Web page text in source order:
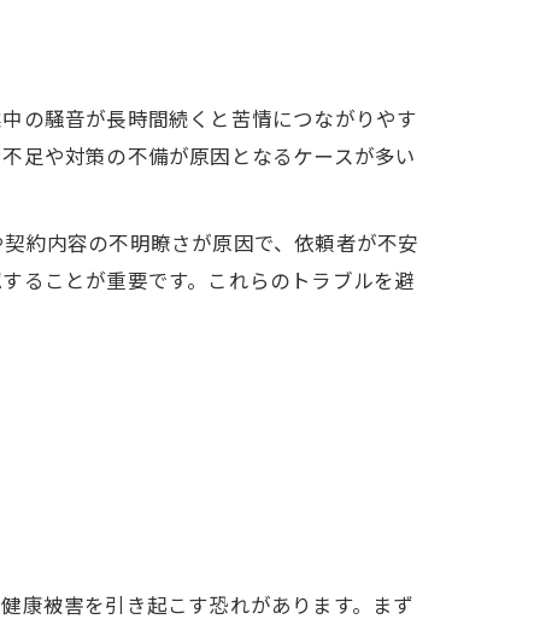
の騒音が長時間続くと苦情につながりやす
足や対策の不備が原因となるケースが多い
約内容の不明瞭さが原因で、依頼者が不安
ることが重要です。これらのトラブルを避
康被害を引き起こす恐れがあります。まず